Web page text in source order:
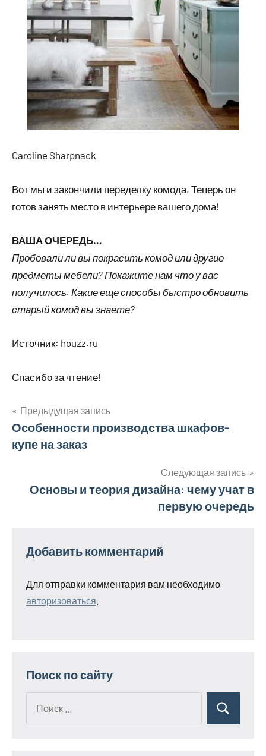
Caroline Sharpnack
Вот мы и закончили переделку комода. Теперь он
готов занять место в интерьере вашего дома!
ВАША ОЧЕРЕДЬ…
Пробовали ли вы покрасить комод или другие
предметы мебели? Покажите нам что у вас
получилось. Какие еще способы быстро обновить
старый комод вы знаете?
Источник: houzz.ru
Спасибо за чтение!
Навигация
по
Предыдущая запись
Особенности производства шкафов-
купе на заказ
Следующая запись
Основы и теория дизайна: чему учат в
первую очередь
Добавить комментарий
Для отправки комментария вам необходимо
авторизоваться
Поиск по сайту
Поиск